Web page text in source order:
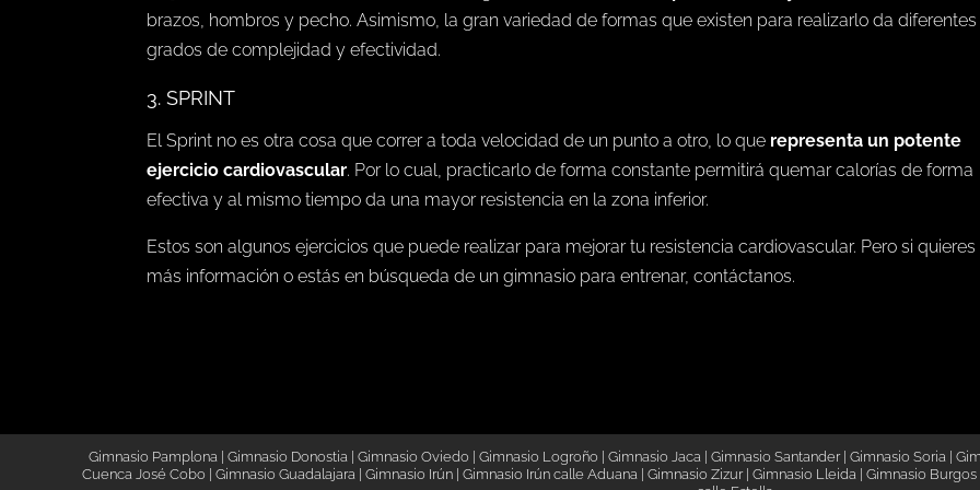
brazos, hombros y pecho. Asimismo, la gran variedad de formas que existen para realizarlo da diferentes
grados de complejidad y efectividad.
3. SPRINT
El Sprint no es otra cosa que correr a toda velocidad de un punto a otro, lo que representa un potente
ejercicio cardiovascular. Por lo cual, practicarlo de forma constante permitirá quemar calorías de forma
efectiva y al mismo tiempo da una mayor resistencia en la zona inferior.
Estos son algunos ejercicios que puede realizar para mejorar tu resistencia cardiovascular. Pero si quieres
más información o estás en búsqueda de un gimnasio para entrenar, contáctanos.
Gimnasio Pamplona Gimnasio Donostia Gimnasio Oviedo Gimnasio Logroño Gimnasio Jaca Gimnasio Santander| Gimnasio Soria
Cuenca José Cobo
Gimnasio Guadalajara| Gimnasio Irún| Gimnasio Irún calle Aduana| Gimnasio Zizur| Gimnasio Lleida| Gimnasio Burgos|